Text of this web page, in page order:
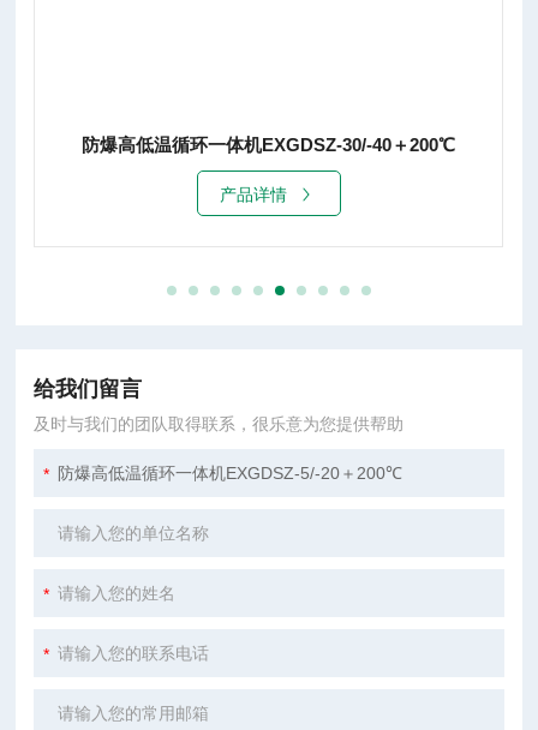
防爆高低温循环一体机EXGDSZ-30/-40＋200℃
产品详情
给我们留言
及时与我们的团队取得联系，很乐意为您提供帮助